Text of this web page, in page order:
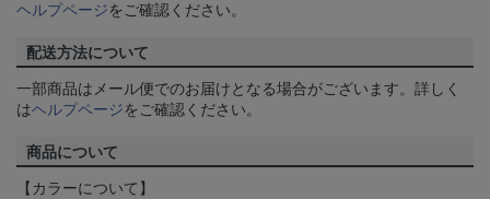
ヘルプページをご確認ください。
配送方法について
一部商品はメール便でのお届けとなる場合がございます。詳しく
はヘルプページをご確認ください。
商品について
【カラーについて】